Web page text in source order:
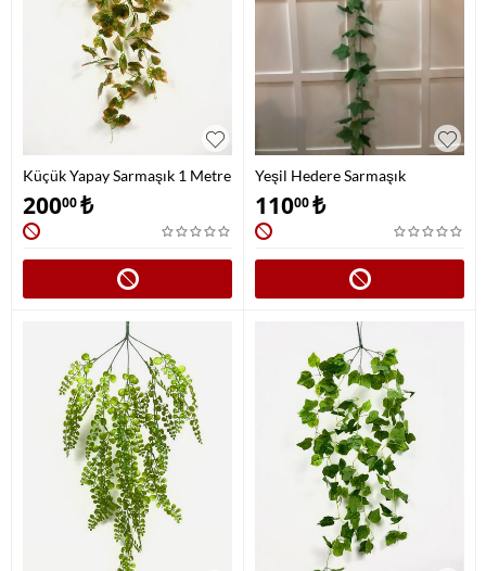
Küçük Yapay Sarmaşık 1 Metre
20000₺
Yeşil Hedere Sarmaşık
11000₺